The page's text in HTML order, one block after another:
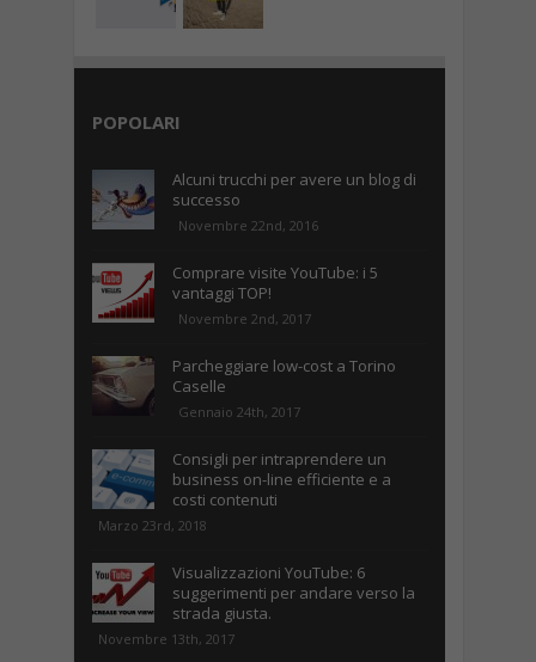
POPOLARI
Alcuni trucchi per avere un blog di
successo
Novembre 22nd, 2016
Comprare visite YouTube: i 5
vantaggi TOP!
Novembre 2nd, 2017
Parcheggiare low-cost a Torino
Caselle
Gennaio 24th, 2017
Consigli per intraprendere un
business on-line efficiente e a
costi contenuti
Marzo 23rd, 2018
Visualizzazioni YouTube: 6
suggerimenti per andare verso la
strada giusta.
Novembre 13th, 2017